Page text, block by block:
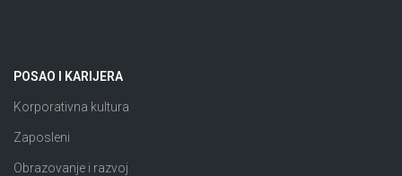
POSAO I KARIJERA
Korporativna kultura
Zaposleni
Obrazovanje i razvoj